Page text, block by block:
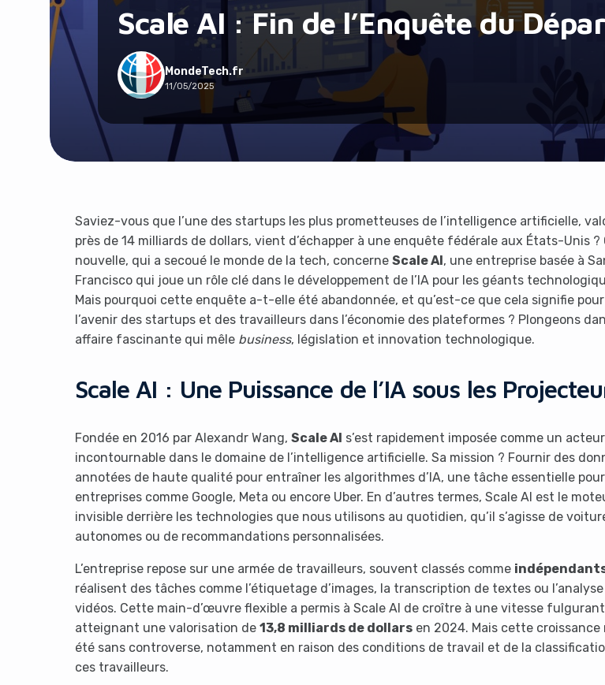
Scale AI : Fin de l’Enquête du
MondeTech.fr
11/05/2025
Saviez-vous que l’une des startups les plus prometteuses de l’intelligence artificielle,
près de 14 milliards de dollars, vient d’échapper à une enquête fédérale aux États-Unis ?
nouvelle, qui a secoué le monde de la tech, concerne Scale AI, une entreprise basée à
Francisco qui joue un rôle clé dans le développement de l’IA pour les géants
Mais pourquoi cette enquête a-t-elle été abandonnée, et qu’est-ce que cela signifie pour
l’avenir des startups et des travailleurs dans l’économie des plateformes ? Plongeons
affaire fascinante qui mêle business, législation et innovation technologique.
Scale AI : Une Puissance de l’IA sous les
Fondée en 2016 par Alexandr Wang, Scale AI s’est rapidement imposée comme un acteur
incontournable dans le domaine de l’intelligence artificielle. Sa mission ? Fournir des
annotées de haute qualité pour entraîner les algorithmes d’IA, une tâche essentielle
entreprises comme Google, Meta ou encore Uber. En d’autres termes, Scale AI est le
invisible derrière les technologies que nous utilisons au quotidien, qu’il s’agisse de
autonomes ou de recommandations personnalisées.
L’entreprise repose sur une armée de travailleurs, souvent classés comme
réalisent des tâches comme l’étiquetage d’images, la transcription de textes ou
vidéos. Cette main-d’œuvre flexible a permis à Scale AI de croître à une vitesse
atteignant une valorisation de 13,8 milliards de dollarsen 2024. Mais cette croissance
été sans controverse, notamment en raison des conditions de travail et de la
ces travailleurs.